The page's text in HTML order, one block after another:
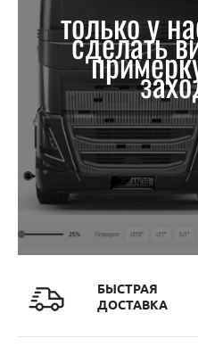
только у
сделать
БЫСТРАЯ
ДОСТАВКА